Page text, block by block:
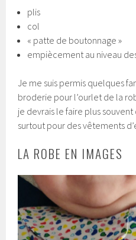
plis
col
« patte de boutonnage »
empiècement au niveau
Je me suis permis quelques
broderie pour l’ourlet de la
je devrais le faire plus
surtout pour des vêtements
LA ROBE EN IMAGES